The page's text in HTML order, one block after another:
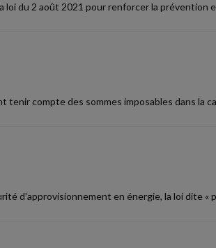
loi du 2 août 2021 pour renforcer la prévention
tenir compte des sommes imposables dans la
d'approvisionnement en énergie, la loi dite «